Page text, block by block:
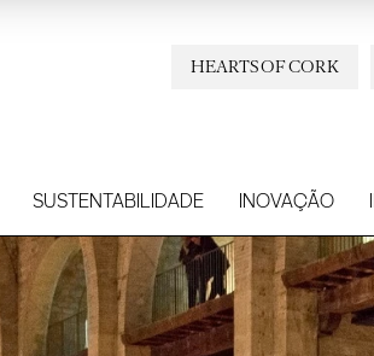
HEARTS OF CORK
SUSTENTABILIDADE INOVAÇÃO